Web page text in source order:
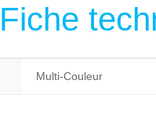
Fiche
Multi-Couleur